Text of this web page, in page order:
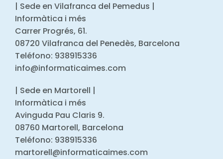
| Sede en Vilafranca del Pemedus |
Informàtica i més
Carrer Progrés, 61.
08720 Vilafranca del Penedès, Barcelona
Teléfono: 938915336
info@informaticaimes.com
| Sede en Martorell |
Informàtica i més
Avinguda Pau Claris 9.
08760 Martorell, Barcelona
Teléfono: 938915336
martorell@informaticaimes.com